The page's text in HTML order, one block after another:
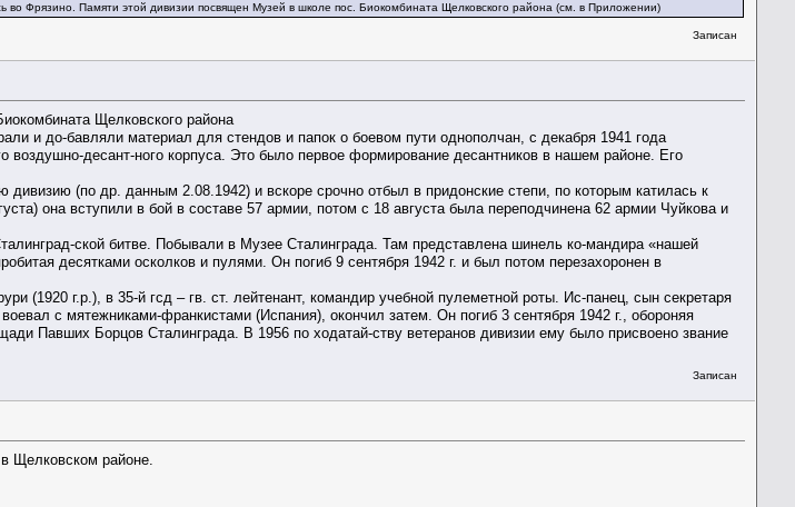
во Фрязино. Памяти этой дивизии посвящен Музей в школе пос. Биокомбината Щелковского района (см. в Приложении)
Записан
Щелковского района
и до-бавляли материал для стендов и папок о боевом пути однополчан, с декабря 1941 года
десант-ного корпуса. Это было первое формирование десантников в нашем районе. Его
дивизию (по др. данным 2.08.1942) и вскоре срочно отбыл в придонские степи, по которым катилась к
она вступили в бой в составе 57 армии, потом с 18 августа была переподчинена 62 армии Чуйкова и
ской битве. Побывали в Музее Сталинграда. Там представлена шинель ко-мандира «нашей
десятками осколков и пулями. Он погиб 9 сентября 1942 г. и был потом перезахоронен в
(1920 г.р.), в 35-й гсд – гв. ст. лейтенант, командир учебной пулеметной роты. Ис-панец, сын секретаря
с мятежниками-франкистами (Испания), окончил затем. Он погиб 3 сентября 1942 г., обороняя
Павших Борцов Сталинграда. В 1956 по ходатай-ству ветеранов дивизии ему было присвоено звание
Записан
Щелковском районе.